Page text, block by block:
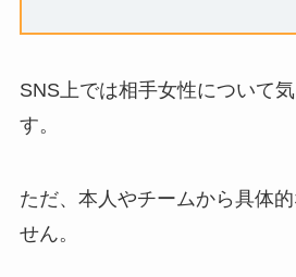
SNS上では相手女性について
す。
ただ、本人やチームから具体
せん。